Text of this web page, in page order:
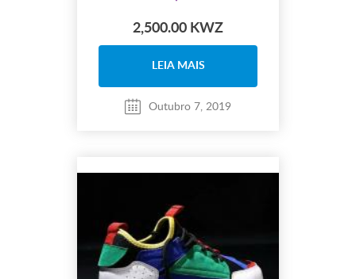
2,500.00 KWZ
LEIA MAIS
Outubro 7, 2019